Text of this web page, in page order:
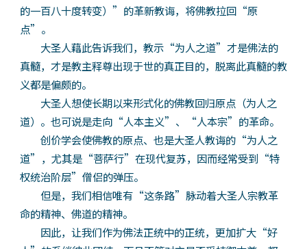
的一百八十度转变）”的革新教诲，将佛教拉回“原
点”。
大圣人藉此告诉我们，教示“为人之道”才是佛法的
真髓，才是教主释尊出现于世的真正目的，脱离此真髓的教
义都是偏颇的。
大圣人想使长期以来形式化的佛教回归原点（为人之
道）。也可说是走向“人本主义”、“人本宗”的革命。
创价学会使佛教的原点、也是大圣人教诲的“为人之
道”，尤其是“菩萨行”在现代复苏，因而经常受到“特
权统治阶层”僧侣的弹压。
但是，我们相信唯有“这条路”脉动着大圣人宗教革
命的精神、佛道的精神。
因此，让我们作为佛法正统中的正统，更加扩大“好